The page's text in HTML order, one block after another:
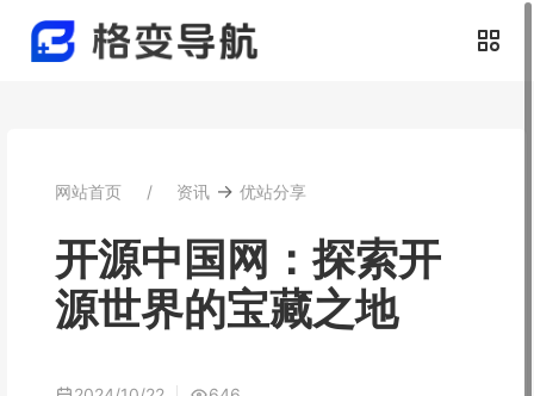
网站首页 资讯 → 优站分享
开源中国网：探索开
源世界的宝藏之地